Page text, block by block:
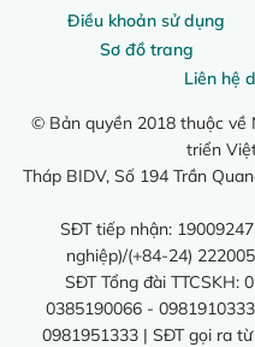
Điều khoản sử dụng
Sơ đồ trang
Liên hệ
© Bản quyền 2018 thuộc về
triển
Tháp BIDV, Số 194 Trần
SĐT tiếp nhận:
nghiệp)/(+84-24)
SĐT Tổng đài TTCSKH:
0385190066 -
0981951333 | SĐT gọi ra